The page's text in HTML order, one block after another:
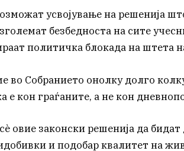
усвојување на решенија
безбедноста на сите
политичка блокада на штета
во Собранието онолку долго
е кон граѓаните, а не кон
овие законски решенија да
и подобар квалитет на